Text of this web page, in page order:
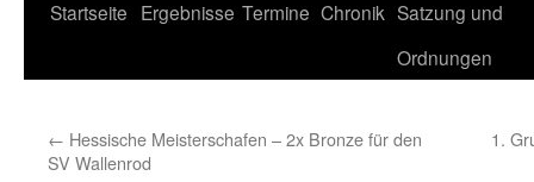
Zum
Startseite Ergebnisse Termine Chronik Satzung und
Ordnungen
← Hessische Meisterschafen – 2x Bronze für den
SV Wallenrod
1.